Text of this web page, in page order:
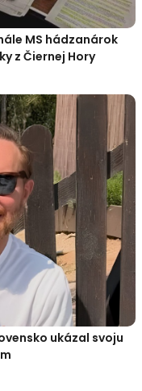
MS hádzanárok
z Čiernej Hory
ukázal svoju